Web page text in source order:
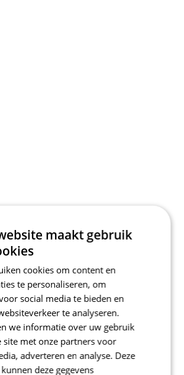
maakt gebruik
cookies om content en
te personaliseren, om
social media te bieden en
te analyseren.
we informatie over uw gebruik
site met onze partners voor
adverteren en analyse. Deze
deze gegevens